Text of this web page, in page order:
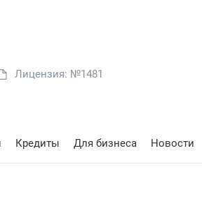
Лицензия: №1481
Кредиты Для бизнеса Новости